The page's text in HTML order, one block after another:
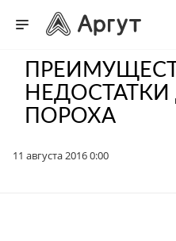
ПОРОХА
11 августа 2016 0:00